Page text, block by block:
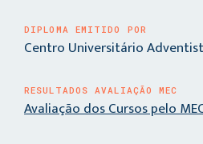
DIPLOMA EMITIDO POR
Centro Universitário
RESULTADOS AVALIAÇÃO MEC
Avaliação dos Cursos pelo